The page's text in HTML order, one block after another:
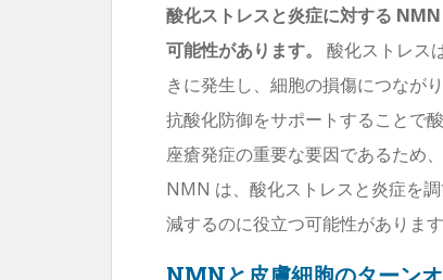
酸化ストレスと炎症に対する
可能性があります。
酸化ストレス
きに発生し、細胞の損傷につなが
抗酸化防御をサポートすることで
座瘡発症の重要な要因であるため
NMN は、酸化ストレスと炎症を
減するのに役立つ可能性があります